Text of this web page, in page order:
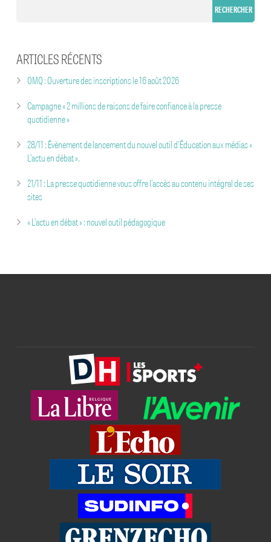
ARTICLES RÉCENTS
OMQ : Ouverture des inscriptions le 16 août 2026
Campagne « 2 millions de raisons de faire confiance à la presse
quotidienne »
28/11 : Évènement de lancement du nouvel outil d’Éducation aux médias «
L’actu en débat ».
21/11 : La presse quotidienne vous offre l’accès au contenu intégral de ses
sites
« L’actu en débat » : nouvel outil pédagogique